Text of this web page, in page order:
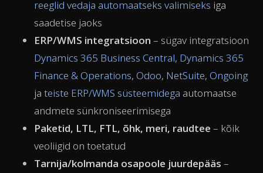
reeglid vedaja automaatseks valimiseks iga
saadetise jaoks
ERP/WMS integratsioon – sügav integratsioon
Dynamics 365 Business Central, Dynamics 365
Finance & Operations, Odoo, NetSuite, Ongoing
ja teiste ERP/WMS süsteemidega automaatse
andmete sünkroniseerimisega
Paketid, LTL, FTL, õhk, meri, raudtee – kõik
veoliigid on toetatud
Tarnija/kolmanda osapoole juurdepääs –